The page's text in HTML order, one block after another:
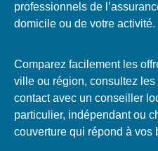
professionnels de
domicile ou de votre activité.
Comparez facilement les
ville ou région, consultez
contact avec un conseiller
particulier, indépendant ou
couverture qui répond à vos